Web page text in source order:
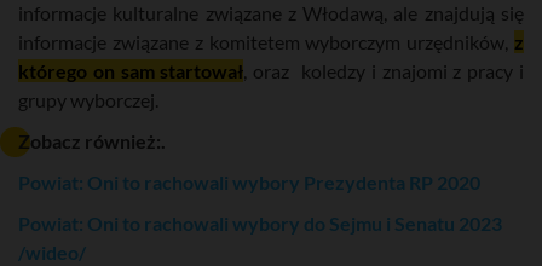
informacje kulturalne związane z Włodawą, ale znajdują się
informacje związane z komitetem wyborczym urzędników, z
którego on sam startował , oraz koledzy i znajomi z pracy i
grupy wyborczej.
Zobacz również:.
Powiat: Oni to rachowali wybory Prezydenta RP 2020
Powiat: Oni to rachowali wybory do Sejmu i Senatu 2023
/wideo/